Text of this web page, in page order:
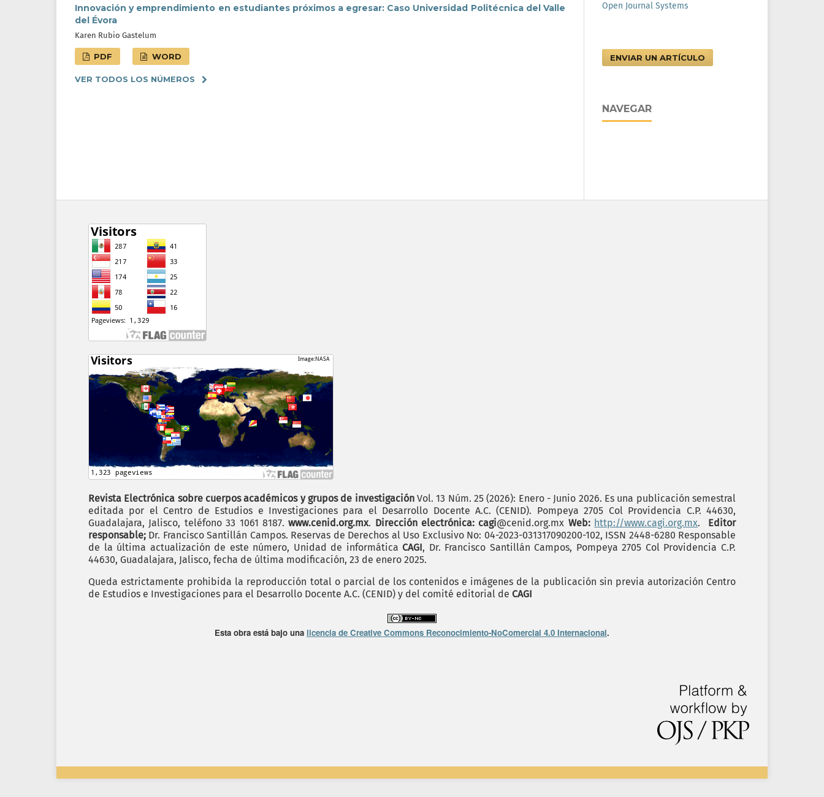
Innovación y emprendimiento en estudiantes próximos a egresar: Caso Universidad Politécnica del Valle
del Évora
Karen Rubio Gastelum
PDF WORD
VER TODOS LOS NÚMEROS
Open Journal Systems
ENVIAR UN ARTÍCULO
NAVEGAR
Revista Electrónica sobre cuerpos académicos y grupos de investigaciónVol. 13 Núm. 25 (2026): Enero - Junio 2026. Es una publicación semestral
editada por el Centro de Estudios e Investigaciones para el Desarrollo Docente A.C. (CENID). Pompeya 2705 Col Providencia C.P. 44630,
Guadalajara, Jalisco, teléfono 33 1061 8187.www.cenid.org.mx. Dirección electrónica: cagi@cenid.org.mx Web: http://www.cagi.org.mx. Editor
responsable; Dr. Francisco Santillán Campos. Reservas de Derechos al Uso Exclusivo No: 04-2023-031317090200-102, ISSN 2448-6280 Responsable
de la última actualización de este número, Unidad de informática CAGI, Dr. Francisco Santillán Campos, Pompeya 2705 Col Providencia C.P.
44630, Guadalajara, Jalisco, fecha de última modificación, 23 de enero 2025.
Queda estrictamente prohibida la reproducción total o parcial de los contenidos e imágenes de la publicación sin previa autorización Centro
de Estudios e Investigaciones para el Desarrollo Docente A.C. (CENID) y del comité editorial de CAGI
Esta obra está bajo una licencia de Creative Commons Reconocimiento-NoComercial 4.0 Internacional.